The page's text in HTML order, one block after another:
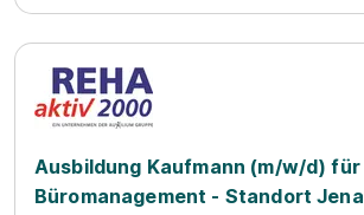
Ausbildung Kaufmann (m/w/d) für
Büromanagement - Standort Jena